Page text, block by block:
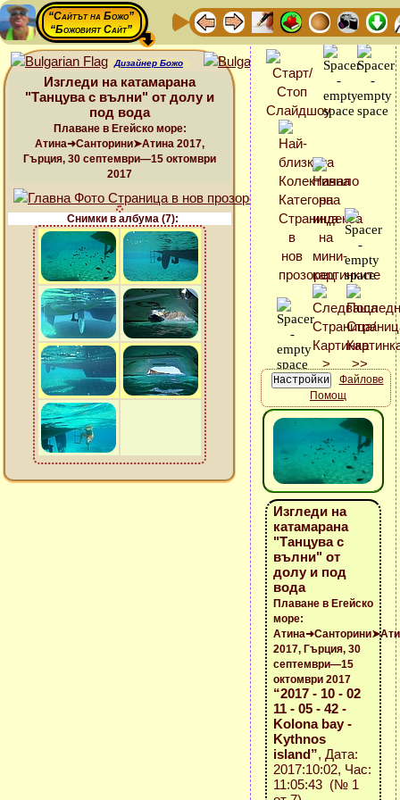
“Сайтът на Божо”
“Божовият Сайт”
Дизайнер Божо
Изгледи на катамарана
"Танцува с вълни" от долу и
под вода
Плаване в Егейско море:
Атина➜Санторини➤Атина 2017,
Гърция, 30 септември—15 октомври
2017
Снимки в албума (7):
Файлове
Помощ
Изгледи на
катамарана
"Танцува с
вълни" от
долу и под
вода
Плаване в Егейско
море:
2017, Гърция, 30
септември—15
октомври 2017
“2017 - 10 - 02
11 - 05 - 42 -
Kolona bay -
Kythnos
island”, Дата:
2017:10:02, Час:
11:05:43 (№ 1